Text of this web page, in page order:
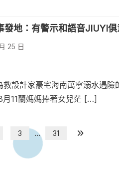
發地：有警示和語音JIUYI
25 日
救設計家豪宅海南萬寧溺水遇險
11蘭媽媽捧著女兒茫 […]
3 ... 31